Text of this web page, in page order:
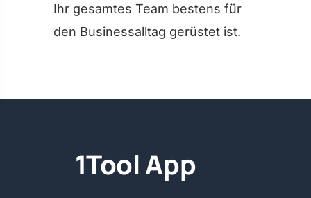
Ihr gesamtes Team bestens für
den Businessalltag gerüstet ist.
1Tool App